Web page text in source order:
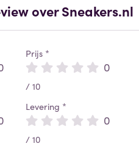
over Sneakers.nl
Prijs *
0
/ 10
Levering *
0
/ 10